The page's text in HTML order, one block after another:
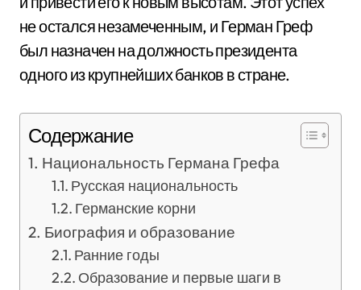
не остался незамеченным, и Герман Греф
был назначен на должность президента
одного из крупнейших банков в стране.
Содержание
Национальность Германа Грефа
Русская национальность
Германские корни
Биография и образование
Ранние годы
Образование и первые шаги в